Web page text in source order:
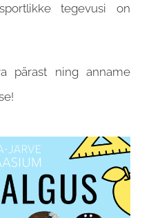
tegevusi on
pärast ning anname